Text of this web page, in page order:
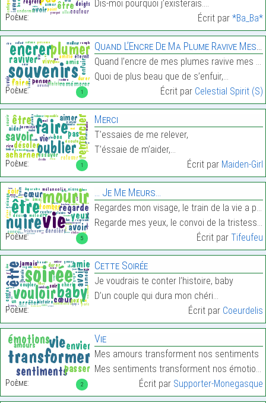
Poème:
Dis-moi pourquoi j’existerais.…
Écrit par *Ba_Ba*
1
Poème:
Quand L’Encre De Ma Plume Ravive Mes Souvenirs…
Quand l’encre de mes plumes ravive mes souvenirs,
Quoi de plus beau que de s’enfuir,…
Écrit par Celestial Spirit (S)
1
Poème:
Merci
T’essaies de me relever,
T’éssaie de m’aider,…
Écrit par Maiden-Girl
5
Poème:
… Je Me Meurs…
Regardes mon visage, le train de la vie a passé
Regarde mes yeux, le convoi de la tristesse est re…
Écrit par Tifeufeu
Poème:
Cette Soirée
Je voudrais te conter l’histoire, baby
D’un couple qui dura mon chéri…
Écrit par Coeurdelis
2
Poème:
Vie
Mes amours transforment nos sentiments
Mes sentiments transforment nos émotions…
Écrit par Supporter-Monegasque